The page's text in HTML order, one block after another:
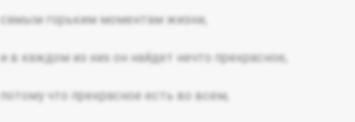
самым горьким моментам жизни,
и в каждом из них он найдет нечто прекрасное,
потому что прекрасное есть во всем,